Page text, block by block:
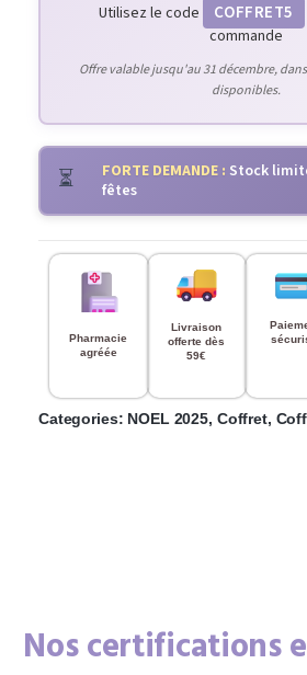
Utilisez le code COFFRET5
commande
Offre valable jusqu'au 31 décembre,
disponibles.
⏳ FORTE DEMANDE : Stock
fêtes
Pharmacie
agréée
Livraison
offerte dès
59€
Categories: NOEL 2025, Coffret,
Nos certifications